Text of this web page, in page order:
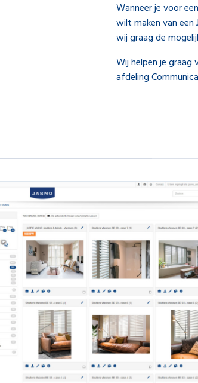
Wanneer je voor
wilt maken van een
wij graag de
Wij helpen je
afdeling